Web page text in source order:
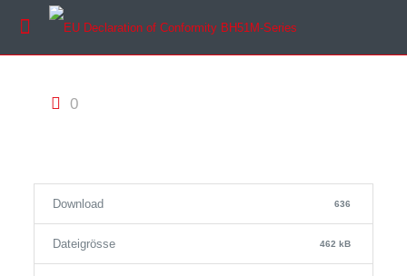
0
Download 636
Dateigrösse 462 kB